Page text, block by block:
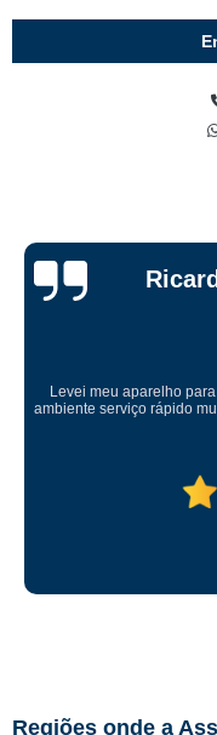
Levei meu aparelho
ambiente serviço rápido
Regiões onde a